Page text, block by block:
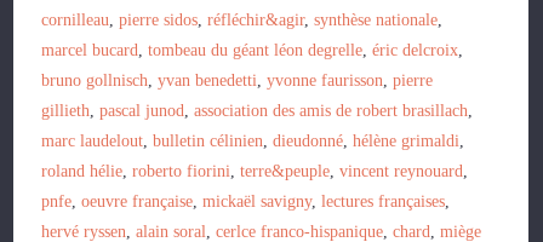
cornilleau ,pierre sidos ,réfléchir&agir,synthèse nationale
marcel bucard
,tombeau du géant léon degrelle ,éric delcroix
bruno gollnisch ,yvan benedetti ,yvonne faurisson ,pierre
gillieth ,pascal junod ,association des amis de robert brasillach
marc laudelout ,bulletin célinien ,dieudonné ,hélène grimaldi
roland hélie ,roberto fiorini ,terre&peuple ,vincent reynouard
pnfe ,oeuvre française ,mickaël savigny,lectures françaises
hervé ryssen ,alain soral ,cerlce franco-hispanique ,chard ,miège